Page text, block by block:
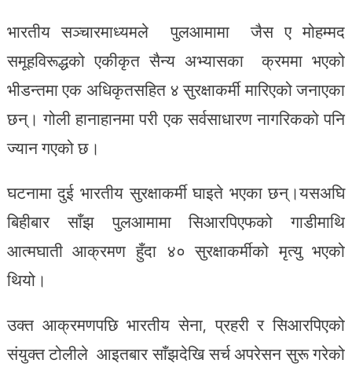
भारतीय सञ्चारमाध्यमले पुलआमामा जैस ए मोहम्मद
समूहविरूद्धको एकीकृत सैन्य अभ्यासका क्रममा भएको
भीडन्तमा एक अधिकृतसहित ४ सुरक्षाकर्मी मारिएको जनाएका
छन्। गोली हानाहानमा परी एक सर्वसाधारण नागरिकको पनि
ज्यान गएको छ।
घटनामा दुई भारतीय सुरक्षाकर्मी घाइते भएका छन्।यसअघि
बिहीबार साँझ पुलआमामा सिआरपिएफको गाडीमाथि
आत्मघाती आक्रमण हुँदा ४० सुरक्षाकर्मीको मृत्यु भएको
थियो।
उक्त आक्रमणपछि भारतीय सेना, प्रहरी र सिआरपिएको
संयुक्त टोलीले आइतबार साँझदेखि सर्च अपरेसन सुरू गरेको